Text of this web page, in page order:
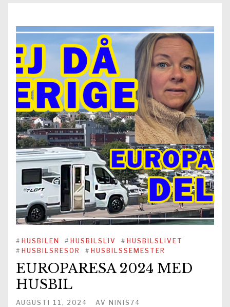
# HUSBILEN # HUSBILSLIV # HUSBILSLIVET
# HUSBILSRESOR # HUSBILSSEMESTER
EUROPARESA 2024 MED
HUSBIL
AUGUSTI 11, 2024 AV NINIS74